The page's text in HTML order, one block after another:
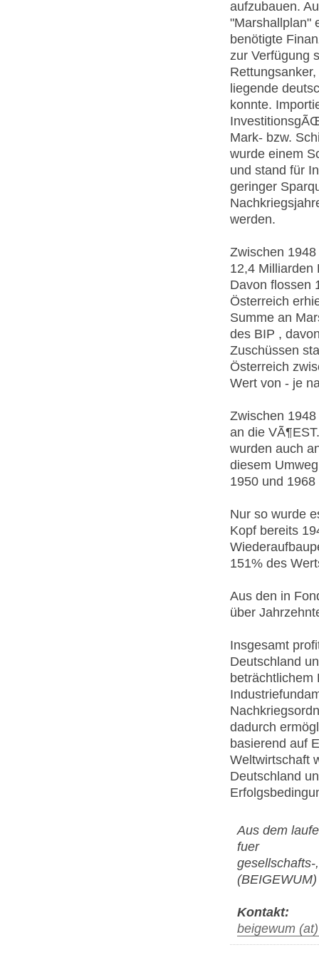
aufzubauen.
"Marshallplan"
benötigte
zur Verfügung
liegende
konnte.
Mark- bzw.
wurde einem
und stand für
geringer
werden.
Zwischen
12,4 Milliarden
Davon flossen
Österreich
Summe an
des BIP ,
Zuschüssen
Österreich
Wert von - je
Zwischen
an die
wurden auch
diesem
1950 und
Nur so wurde
Kopf bereits
151% des
Aus den in
über
Insgesamt
Deutschland
beträchtlichem
dadurch
basierend auf
Weltwirtschaft
Deutschland
Aus dem
fuer
(BEIGEWUM)
Kontakt:
beigewum